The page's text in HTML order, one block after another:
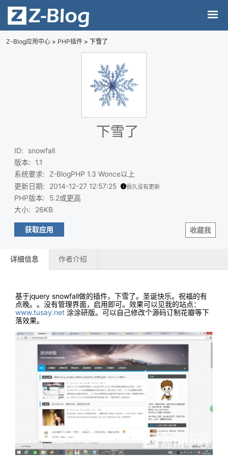
Z-Blog应用中心 > PHP插件 > 下雪了
下雪了
ID:
snowfall
版本:
1.1
系统要求:
Z-BlogPHP 1.3 Wonce以上
更新日期: 2014-12-27 12:57:25 很久没有更新
PHP版本: 5.2或更高
大小: 26KB
收藏我
获取应用
详细信息 作者介绍
基于jquery snowfall做的插件，下雪了。圣诞快乐。祝福的有
点晚。。没有管理界面，启用即可。效果可以见我的站点：
www.tusay.net 涂涂研版。可以自己修改个源码订制花瓣等下
落效果。